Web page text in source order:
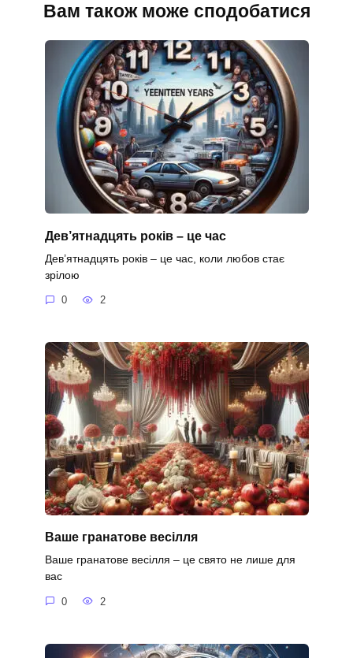
Вам також може сподобатися
Дев’ятнадцять років – це час
Дев’ятнадцять років – це час, коли любов стає
зрілою
0 2
Ваше гранатове весілля
Ваше гранатове весілля – це свято не лише для
вас
0 2